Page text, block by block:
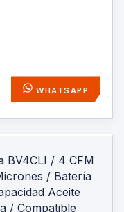
WHATSAPP